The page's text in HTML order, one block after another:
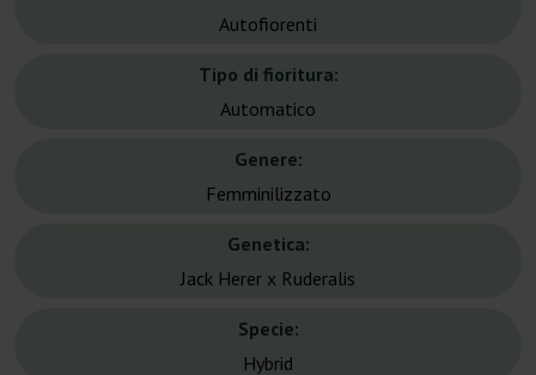
Autofiorenti
Tipo di fioritura:
Automatico
Genere:
Femminilizzato
Genetica:
Jack Herer x Ruderalis
Specie:
Hybrid